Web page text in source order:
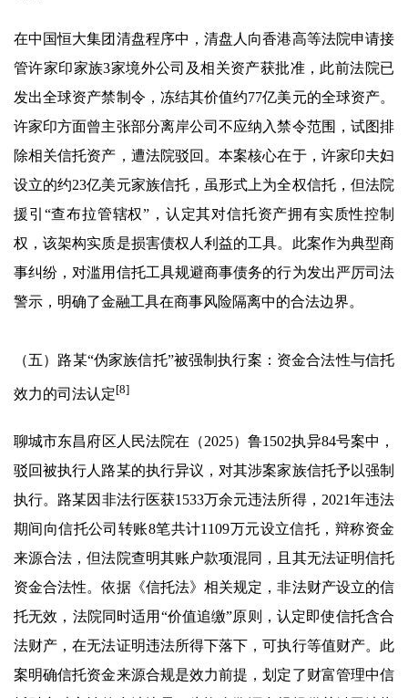
在中国恒大集团清盘程序中，清盘人向香港高等法院申请接
管许家印家族3家境外公司及相关资产获批准，此前法院已
发出全球资产禁制令，冻结其价值约77亿美元的全球资产。
许家印方面曾主张部分离岸公司不应纳入禁令范围，试图排
除相关信托资产，遭法院驳回。本案核心在于，许家印夫妇
设立的约23亿美元家族信托，虽形式上为全权信托，但法院
援引“查布拉管辖权”，认定其对信托资产拥有实质性控制
权，该架构实质是损害债权人利益的工具。此案作为典型商
事纠纷，对滥用信托工具规避商事债务的行为发出严厉司法
警示，明确了金融工具在商事风险隔离中的合法边界。
（五）路某“伪家族信托”被强制执行案：资金合法性与信托
效力的司法认定[8]
聊城市东昌府区人民法院在（2025）鲁1502执异84号案中，
驳回被执行人路某的执行异议，对其涉案家族信托予以强制
执行。路某因非法行医获1533万余元违法所得，2021年违法
期间向信托公司转账8笔共计1109万元设立信托，辩称资金
来源合法，但法院查明其账户款项混同，且其无法证明信托
资金合法性。依据《信托法》相关规定，非法财产设立的信
托无效，法院同时适用“价值追缴”原则，认定即使信托含合
法财产，在无法证明违法所得下落下，可执行等值财产。此
案明确信托资金来源合规是效力前提，划定了财富管理中信